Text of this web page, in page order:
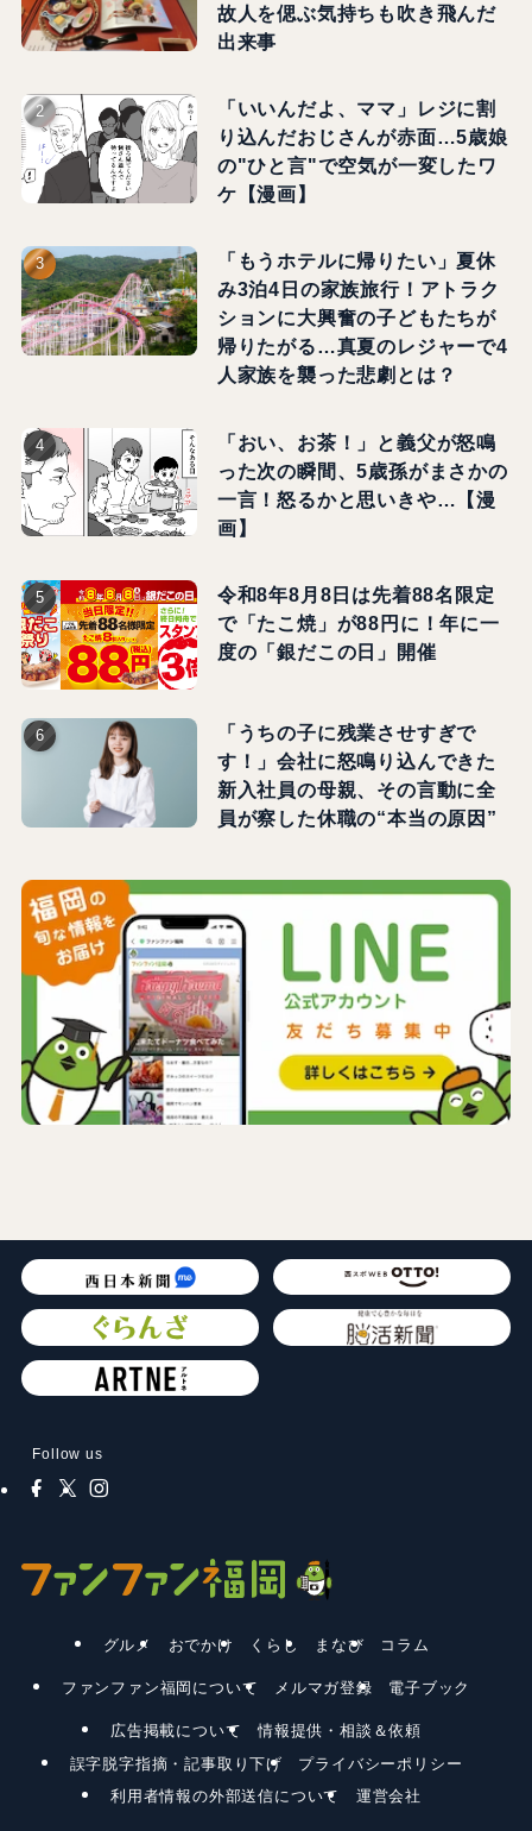
故人を偲ぶ気持ちも吹き飛んだ
出来事
「いいんだよ、ママ」レジに割
り込んだおじさんが赤面…5歳娘
の"ひと言"で空気が一変したワ
ケ【漫画】
「もうホテルに帰りたい」夏休
み3泊4日の家族旅行！アトラク
ションに大興奮の子どもたちが
帰りたがる…真夏のレジャーで4
人家族を襲った悲劇とは？
「おい、お茶！」と義父が怒鳴
った次の瞬間、5歳孫がまさかの
一言！怒るかと思いきや…【漫
画】
令和8年8月8日は先着88名限定
で「たこ焼」が88円に！年に一
度の「銀だこの日」開催
「うちの子に残業させすぎで
す！」会社に怒鳴り込んできた
新入社員の母親、その言動に全
員が察した休職の“本当の原因”
Follow us
グルメ おでかけ くらし まなび コラム
ファンファン福岡について メルマガ登録 電子ブック
広告掲載について
情報提供・相談＆依頼
誤字脱字指摘・記事取り下げ
プライバシーポリシー
利用者情報の外部送信について
運営会社